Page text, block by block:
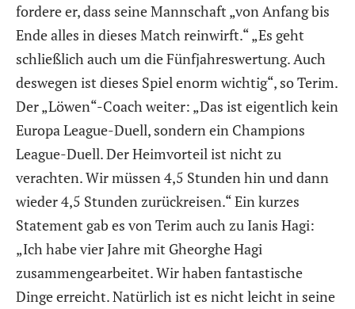
fordere er, dass seine Mannschaft „von Anfang bis
Ende alles in dieses Match reinwirft.“ „Es geht
schließlich auch um die Fünfjahreswertung. Auch
deswegen ist dieses Spiel enorm wichtig“, so Terim.
Der „Löwen“-Coach weiter: „Das ist eigentlich kein
Europa League-Duell, sondern ein Champions
League-Duell. Der Heimvorteil ist nicht zu
verachten. Wir müssen 4,5 Stunden hin und dann
wieder 4,5 Stunden zurückreisen.“ Ein kurzes
Statement gab es von Terim auch zu Ianis Hagi:
„Ich habe vier Jahre mit Gheorghe Hagi
zusammengearbeitet. Wir haben fantastische
Dinge erreicht. Natürlich ist es nicht leicht in seine